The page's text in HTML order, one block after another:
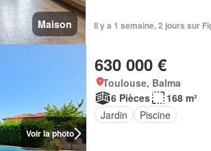
Maison Il y a 1 semaine, 2 jours sur
Voir la photo
630 000 €
Toulouse, Balma
6 Pièces
168 m²
Jardin
Piscine